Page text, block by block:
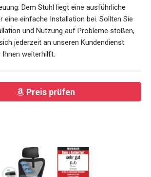
Dem Stuhl liegt eine ausführliche
eine einfache Installation bei. Sollten Sie
und Nutzung auf Probleme stoßen,
jederzeit an unseren Kundendienst
Ihnen weiterhilft.
Preis prüfen